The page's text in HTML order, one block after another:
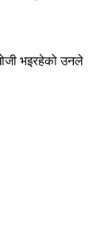
भइरहेको उनले